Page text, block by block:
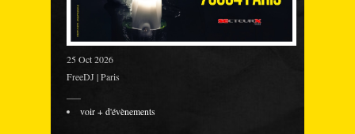
25 Oct 2026
FreeDJ | Paris
voir + d'évènements